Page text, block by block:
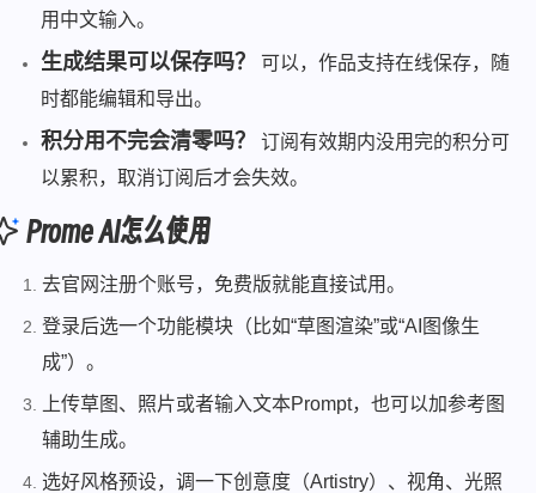
用中文输入。
生成结果可以保存吗？
可以，作品支持在线保存，随
时都能编辑和导出。
积分用不完会清零吗？
订阅有效期内没用完的积分可
以累积，取消订阅后才会失效。
Prome AI怎么使用
去官网注册个账号，免费版就能直接试用。
登录后选一个功能模块（比如“草图渲染”或“AI图像生
成”）。
上传草图、照片或者输入文本Prompt，也可以加参考图
辅助生成。
选好风格预设，调一下创意度（Artistry）、视角、光照